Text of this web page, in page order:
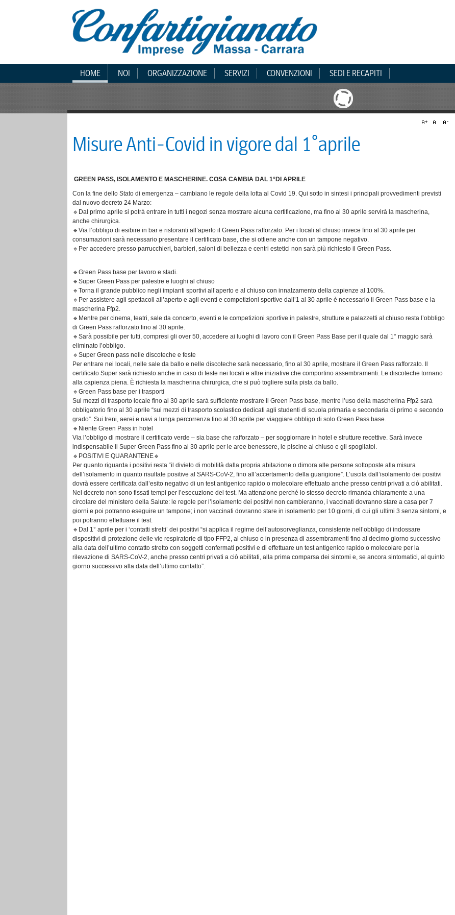
HOME NOI ORGANIZZAZIONE SERVIZI CONVENZIONI SEDI E RECAPITI
Misure Anti-Covid in vigore dal 1°aprile
GREEN PASS, ISOLAMENTO E MASCHERINE. COSA CAMBIA DAL 1°DI APRILE
Con la fine dello Stato di emergenza – cambiano le regole della lotta al Covid 19. Qui sotto in sintesi i principali provvedimenti previsti
dal nuovo decreto 24 Marzo:
🔹Dal primo aprile si potrà entrare in tutti i negozi senza mostrare alcuna certificazione, ma fino al 30 aprile servirà la mascherina,
anche chirurgica.
🔹Via l’obbligo di esibire in bar e ristoranti all’aperto il Green Pass rafforzato. Per i locali al chiuso invece fino al 30 aprile per
consumazioni sarà necessario presentare il certificato base, che si ottiene anche con un tampone negativo.
🔹Per accedere presso parrucchieri, barbieri, saloni di bellezza e centri estetici non sarà più richiesto il Green Pass.
🔹Green Pass base per lavoro e stadi.
🔹Super Green Pass per palestre e luoghi al chiuso
🔹Torna il grande pubblico negli impianti sportivi all’aperto e al chiuso con innalzamento della capienze al 100%.
🔹Per assistere agli spettacoli all’aperto e agli eventi e competizioni sportive dall’1 al 30 aprile è necessario il Green Pass base e la
mascherina Ffp2.
🔹Mentre per cinema, teatri, sale da concerto, eventi e le competizioni sportive in palestre, strutture e palazzetti al chiuso resta l’obbligo
di Green Pass rafforzato fino al 30 aprile.
🔹Sarà possibile per tutti, compresi gli over 50, accedere ai luoghi di lavoro con il Green Pass Base per il quale dal 1° maggio sarà
eliminato l’obbligo.
🔹Super Green pass nelle discoteche e feste
Per entrare nei locali, nelle sale da ballo e nelle discoteche sarà necessario, fino al 30 aprile, mostrare il Green Pass rafforzato. Il
certificato Super sarà richiesto anche in caso di feste nei locali e altre iniziative che comportino assembramenti. Le discoteche tornano
alla capienza piena. È richiesta la mascherina chirurgica, che si può togliere sulla pista da ballo.
🔹Green Pass base per i trasporti
Sui mezzi di trasporto locale fino al 30 aprile sarà sufficiente mostrare il Green Pass base, mentre l’uso della mascherina Ffp2 sarà
obbligatorio fino al 30 aprile “sui mezzi di trasporto scolastico dedicati agli studenti di scuola primaria e secondaria di primo e secondo
grado”. Sui treni, aerei e navi a lunga percorrenza fino al 30 aprile per viaggiare obbligo di solo Green Pass base.
🔹Niente Green Pass in hotel
Via l’obbligo di mostrare il certificato verde – sia base che rafforzato – per soggiornare in hotel e strutture recettive. Sarà invece
indispensabile il Super Green Pass fino al 30 aprile per le aree benessere, le piscine al chiuso e gli spogliatoi.
🔹POSITIVI E QUARANTENE🔹
Per quanto riguarda i positivi resta “il divieto di mobilità dalla propria abitazione o dimora alle persone sottoposte alla misura
dell’isolamento in quanto risultate positive al SARS-CoV-2, fino all’accertamento della guarigione”. L’uscita dall’isolamento dei positivi
dovrà essere certificata dall’esito negativo di un test antigenico rapido o molecolare effettuato anche presso centri privati a ciò abilitati.
Nel decreto non sono fissati tempi per l’esecuzione del test. Ma attenzione perché lo stesso decreto rimanda chiaramente a una
circolare del ministero della Salute: le regole per l’isolamento dei positivi non cambieranno, i vaccinati dovranno stare a casa per 7
giorni e poi potranno eseguire un tampone; i non vaccinati dovranno stare in isolamento per 10 giorni, di cui gli ultimi 3 senza sintomi, e
poi potranno effettuare il test.
🔹Dal 1° aprile per i ‘contatti stretti’ dei positivi “si applica il regime dell’autosorveglianza, consistente nell’obbligo di indossare
dispositivi di protezione delle vie respiratorie di tipo FFP2, al chiuso o in presenza di assembramenti fino al decimo giorno successivo
alla data dell’ultimo contatto stretto con soggetti confermati positivi e di effettuare un test antigenico rapido o molecolare per la
rilevazione di SARS-CoV-2, anche presso centri privati a ciò abilitati, alla prima comparsa dei sintomi e, se ancora sintomatici, al quinto
giorno successivo alla data dell’ultimo contatto”.